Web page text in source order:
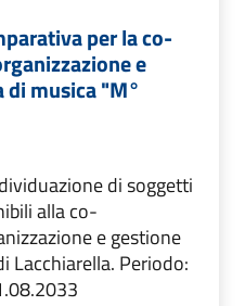
per la co-
e
di musica "M°
di soggetti
alla co-
e gestione
Lacchiarella. Periodo: